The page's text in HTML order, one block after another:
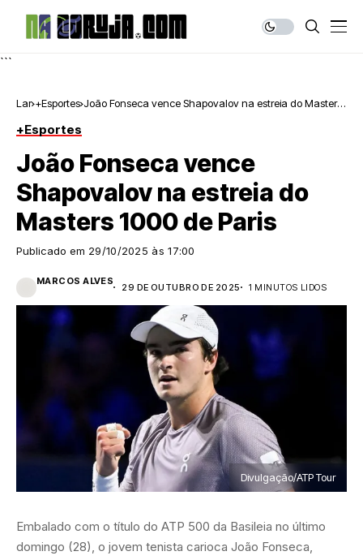
```
Lar +Esportes João Fonseca vence Shapovalov na estreia do Masters
+Esportes
João Fonseca vence
Shapovalov na estreia do
Masters 1000 de Paris
Publicado em 29/10/2025 às 17:00
MARCOS ALVES
29 DE OUTUBRO DE 2025 1 MINUTOS LIDOS
Divulgação/ATP Tour
Embalado com o título do ATP 500 da Basileia no último
domingo (28), o jovem tenista carioca João Fonseca,